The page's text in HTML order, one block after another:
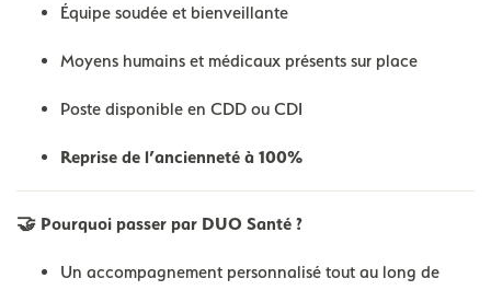
Équipe soudée et bienveillante
Moyens humains et médicaux présents sur place
Poste disponible en CDD ou CDI
Reprise de l’ancienneté à 100%
🤝 Pourquoi passer par DUO Santé ?
Un accompagnement personnalisé tout au long de